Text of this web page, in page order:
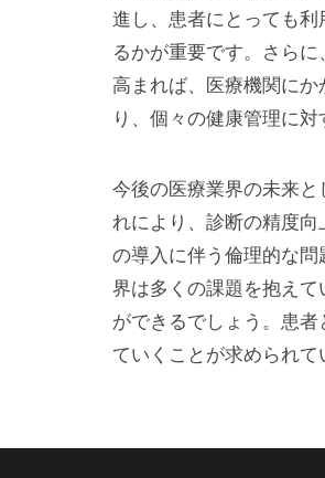
進し、患者にとっても
るかが重要です。さら
高まれば、医療機関に
り、個々の健康管理に
今後の医療業界の未来
れにより、診断の精度
の導入に伴う倫理的な
界は多くの課題を抱え
ができるでしょう。患
ていくことが求められて